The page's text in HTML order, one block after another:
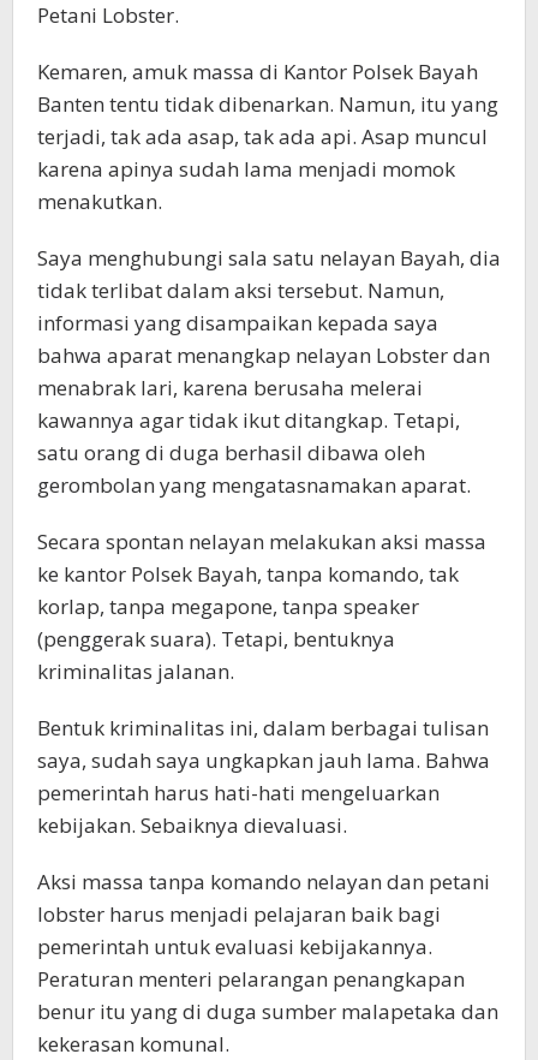
Petani Lobster.
Kemaren, amuk massa di Kantor Polsek Bayah
Banten tentu tidak dibenarkan. Namun, itu yang
terjadi, tak ada asap, tak ada api. Asap muncul
karena apinya sudah lama menjadi momok
menakutkan.
Saya menghubungi sala satu nelayan Bayah, dia
tidak terlibat dalam aksi tersebut. Namun,
informasi yang disampaikan kepada saya
bahwa aparat menangkap nelayan Lobster dan
menabrak lari, karena berusaha melerai
kawannya agar tidak ikut ditangkap. Tetapi,
satu orang di duga berhasil dibawa oleh
gerombolan yang mengatasnamakan aparat.
Secara spontan nelayan melakukan aksi massa
ke kantor Polsek Bayah, tanpa komando, tak
korlap, tanpa megapone, tanpa speaker
(penggerak suara). Tetapi, bentuknya
kriminalitas jalanan.
Bentuk kriminalitas ini, dalam berbagai tulisan
saya, sudah saya ungkapkan jauh lama. Bahwa
pemerintah harus hati-hati mengeluarkan
kebijakan. Sebaiknya dievaluasi.
Aksi massa tanpa komando nelayan dan petani
lobster harus menjadi pelajaran baik bagi
pemerintah untuk evaluasi kebijakannya.
Peraturan menteri pelarangan penangkapan
benur itu yang di duga sumber malapetaka dan
kekerasan komunal.